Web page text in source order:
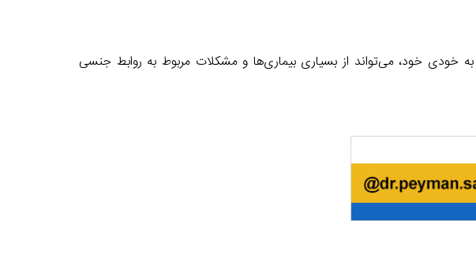
خودی خود، می‌تواند از بسیاری بیماری‌ها و مشکلات مربوط به روابط جنسی